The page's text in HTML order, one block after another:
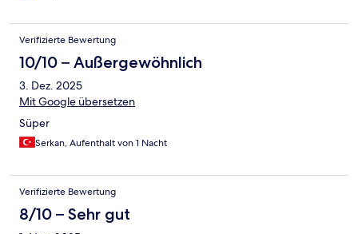
Verifizierte Bewertung
10/10 – Außergewöhnlich
3. Dez. 2025
Mit Google übersetzen
Süper
Serkan, Aufenthalt von 1 Nacht
Verifizierte Bewertung
8/10 – Sehr gut